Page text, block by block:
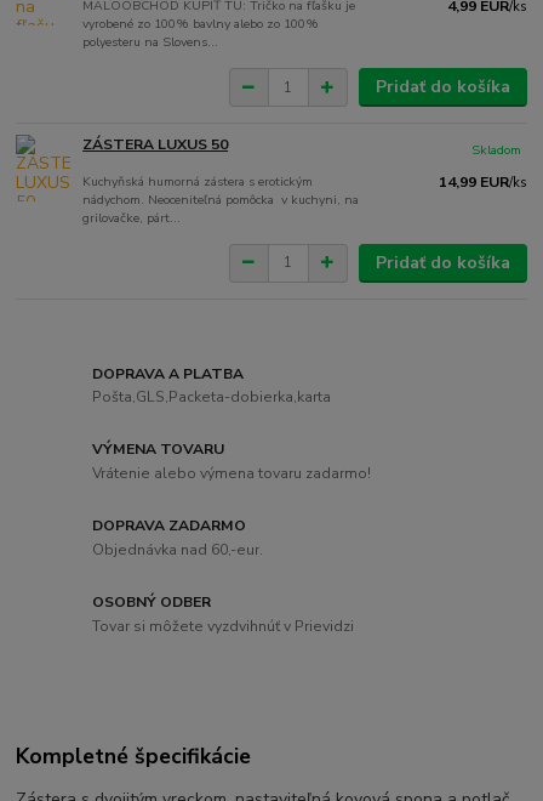
MALOOBCHOD KÚPIŤ TU: Tričko na fľašku je
vyrobené zo 100% bavlny alebo zo 100%
polyesteru na Slovens...
4,99 EUR/ks
Pridať do košíka
ZÁSTERA LUXUS 50
Kuchyňská humorná zástera s erotickým
nádychom. Neoceniteľná pomôcka v kuchyni, na
grilovačke, párt...
14,99 EUR/ks
Skladom
Pridať do košíka
DOPRAVA A PLATBA
Pošta,GLS,Packeta-dobierka,karta
VÝMENA TOVARU
Vrátenie alebo výmena tovaru zadarmo!
DOPRAVA ZADARMO
Objednávka nad 60,-eur.
OSOBNÝ ODBER
Tovar si môžete vyzdvihnúť v Prievidzi
Kompletné špecifikácie